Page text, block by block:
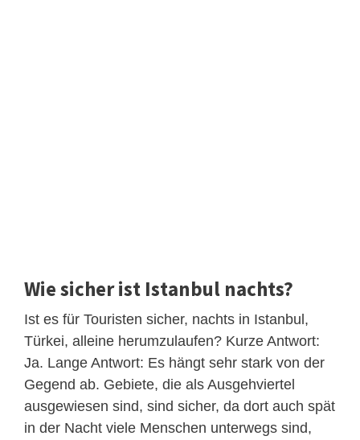
Wie sicher ist Istanbul nachts?
Ist es für Touristen sicher, nachts in Istanbul,
Türkei, alleine herumzulaufen? Kurze Antwort:
Ja. Lange Antwort: Es hängt sehr stark von der
Gegend ab. Gebiete, die als Ausgehviertel
ausgewiesen sind, sind sicher, da dort auch spät
in der Nacht viele Menschen unterwegs sind,